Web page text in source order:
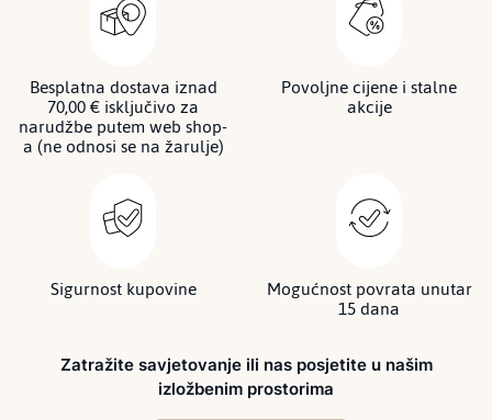
Besplatna dostava iznad
70,00 € isključivo za
narudžbe putem web shop-
a (ne odnosi se na žarulje)
Povoljne cijene i stalne
akcije
Sigurnost kupovine Mogućnost povrata unutar
15 dana
Zatražite savjetovanje ili nas posjetite u našim
izložbenim prostorima